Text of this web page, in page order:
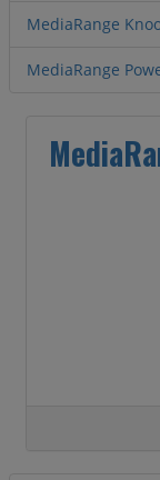
MediaRange
MediaRange